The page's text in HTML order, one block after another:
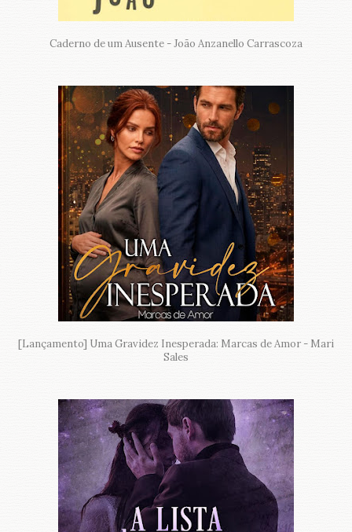
Caderno de um Ausente - João Anzanello Carrascoza
[Lançamento] Uma Gravidez Inesperada: Marcas de Amor - Mari
Sales